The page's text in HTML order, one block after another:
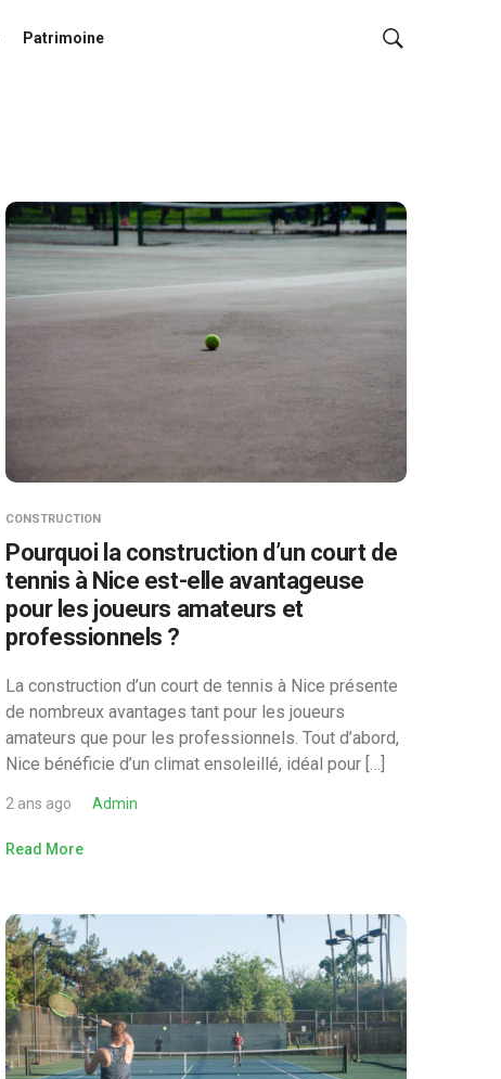
Patrimoine
CONSTRUCTION
Pourquoi la construction d’un court de
tennis à Nice est-elle avantageuse
pour les joueurs amateurs et
professionnels ?
La construction d’un court de tennis à Nice présente
de nombreux avantages tant pour les joueurs
amateurs que pour les professionnels. Tout d’abord,
Nice bénéficie d’un climat ensoleillé, idéal pour […]
2 ans ago Admin
Read More